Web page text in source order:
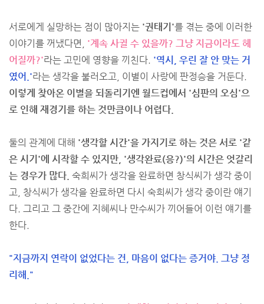
서로에게 실망하는 점이 많아지는 '권태기'를 겪는 중에 이러한
이야기를 꺼냈다면, '계속 사귈 수 있을까? 그냥 지금이라도 헤
어질까?'라는 고민에 영향을 끼친다. '역시, 우린 잘 안 맞는 거
였어.'라는 생각을 불러오고, 이별이 사랑에 판정승을 거둔다.
이렇게 찾아온 이별을 되돌리기엔 월드컵에서 '심판의 오심'으
로 인해 재경기를 하는 것만큼이나 어렵다.
둘의 관계에 대해 '생각할 시간'을 가지기로 하는 것은 서로 '같
은 시기'에 시작할 수 있지만, '생각완료(응?)'의 시간은 엇갈리
는 경우가 많다. 숙희씨가 생각을 완료하면 창식씨가 생각 중이
고, 창식씨가 생각을 완료하면 다시 숙희씨가 생각 중이란 얘기
다. 그리고 그 중간에 지혜씨나 만수씨가 끼어들어 이런 얘기를
한다.
"지금까지 연락이 없었다는 건, 마음이 없다는 증거야. 그냥 정
리해."